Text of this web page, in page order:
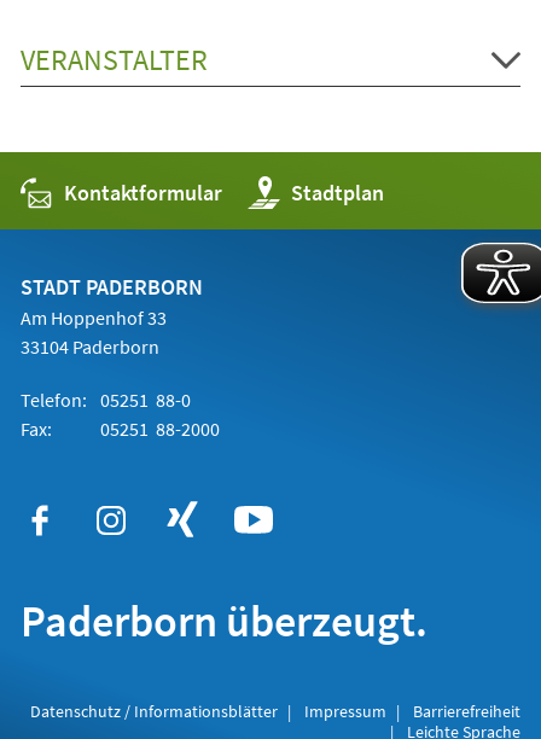
VERANSTALTER
Kontaktformular Stadtplan
(Öffnet
in
einem
STADT PADERBORN
Am Hoppenhof 33
33104 Paderborn
Telefon: 05251 88-0
Fax:
05251 88-2000
Paderborn überzeugt.
Datenschutz / Informationsblätter Impressum
Barrierefreiheit
Leichte Sprache